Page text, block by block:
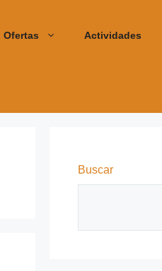
Ofertas Actividades
Buscar